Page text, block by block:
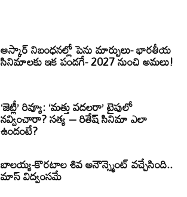
ఆస్కార్ నిబంధనల్లో పెను మార్పులు- భారతీయ
సినిమాలకు ఇక పండగే- 2027 నుంచి అమలు!
‘జెట్లీ’ రివ్యూ: ‘మత్తు వదలరా’ టైపులో
నవ్వించారా? సత్య – రితేష్ సినిమా ఎలా
ఉందంటే?
బాలయ్య-కొరటాల శివ అనౌన్స్మెంట్ వచ్చేసింది..
మాస్ విద్వంసమే